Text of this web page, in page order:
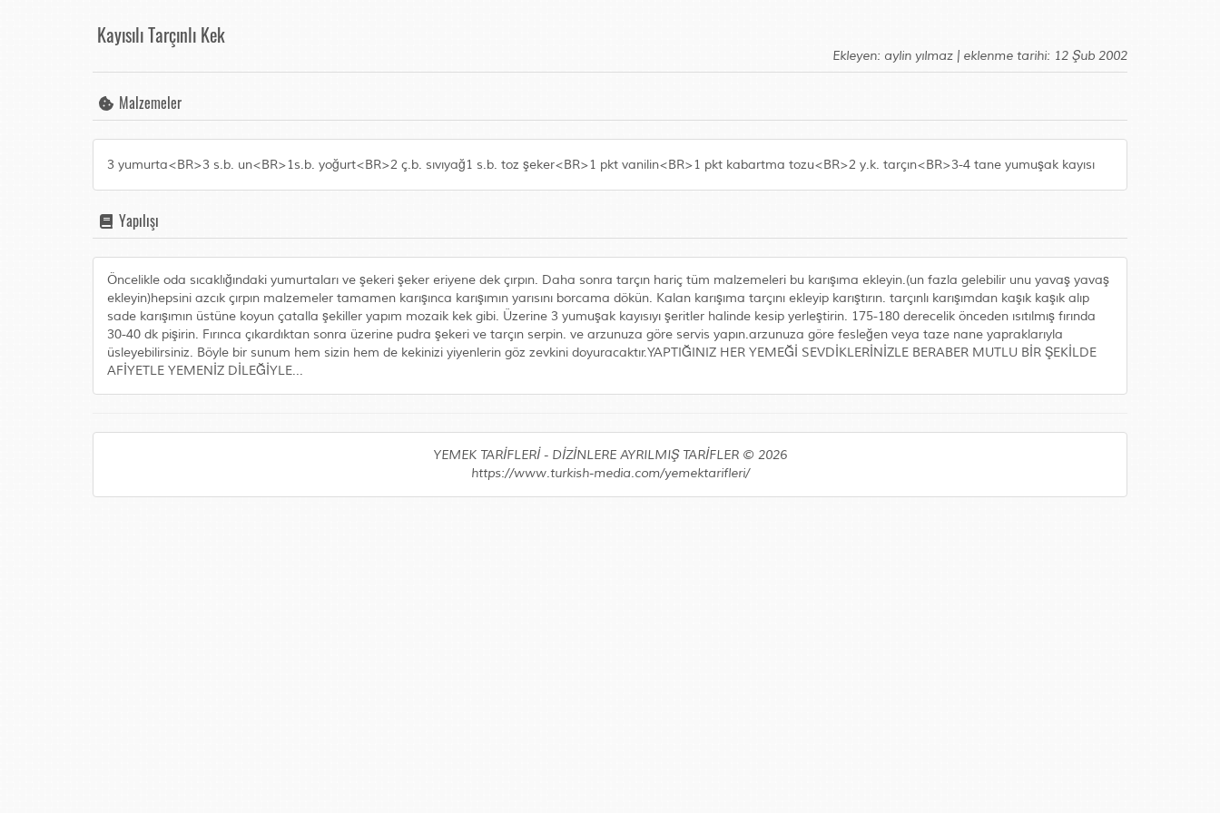
Kayısılı Tarçınlı Kek
Ekleyen: aylin yılmaz | eklenme tarihi: 12 Şub 2002
Malzemeler
3 yumurta<BR>3 s.b. un<BR>1s.b. yoğurt<BR>2 ç.b. sıvıyağ1 s.b. toz şeker<BR>1 pkt vanilin<BR>1 pkt kabartma tozu<BR>2 y.k. tarçın<BR>3-4 tane yumuşak kayısı
Yapılışı
Öncelikle oda sıcaklığındaki yumurtaları ve şekeri şeker eriyene dek çırpın. Daha sonra tarçın hariç tüm malzemeleri bu karışıma ekleyin.(un fazla gelebilir unu yavaş yavaş
ekleyin)hepsini azcık çırpın malzemeler tamamen karışınca karışımın yarısını borcama dökün. Kalan karışıma tarçını ekleyip karıştırın. tarçınlı karışımdan kaşık kaşık alıp
sade karışımın üstüne koyun çatalla şekiller yapım mozaik kek gibi. Üzerine 3 yumuşak kayısıyı şeritler halinde kesip yerleştirin. 175-180 derecelik önceden ısıtılmış fırında
30-40 dk pişirin. Fırınca çıkardıktan sonra üzerine pudra şekeri ve tarçın serpin. ve arzunuza göre servis yapın.arzunuza göre fesleğen veya taze nane yapraklarıyla
üsleyebilirsiniz. Böyle bir sunum hem sizin hem de kekinizi yiyenlerin göz zevkini doyuracaktır.YAPTIĞINIZ HER YEMEĞİ SEVDİKLERİNİZLE BERABER MUTLU BİR ŞEKİLDE
AFİYETLE YEMENİZ DİLEĞİYLE...
YEMEK TARİFLERİ - DİZİNLERE AYRILMIŞ TARİFLER © 2026
https://www.turkish-media.com/yemektarifleri/